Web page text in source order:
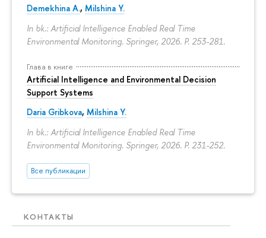
Demekhina A., Milshina Y.
In bk.: Artificial Intelligence Enabled Real Time
Environmental Monitoring. Springer, 2026. P. 253-281.
Глава в книге
Artificial Intelligence and Environmental Decision
Support Systems
Daria Gribkova, Milshina Y.
In bk.: Artificial Intelligence Enabled Real Time
Environmental Monitoring. Springer, 2026. P. 231-252.
Все публикации
КОНТАКТЫ